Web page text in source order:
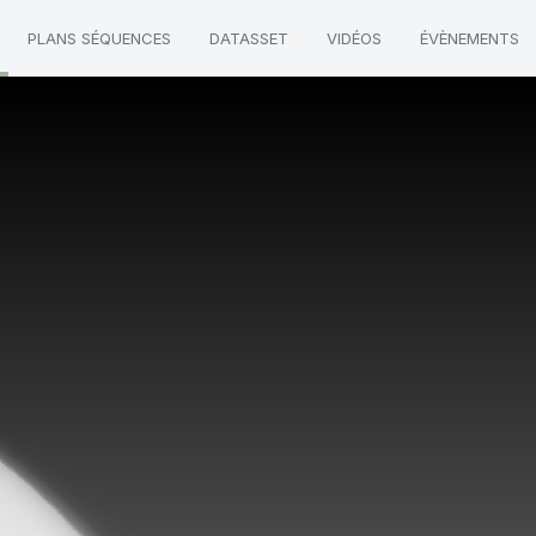
PLANS SÉQUENCES DATASSET VIDÉOS ÉVÈNEMENTS